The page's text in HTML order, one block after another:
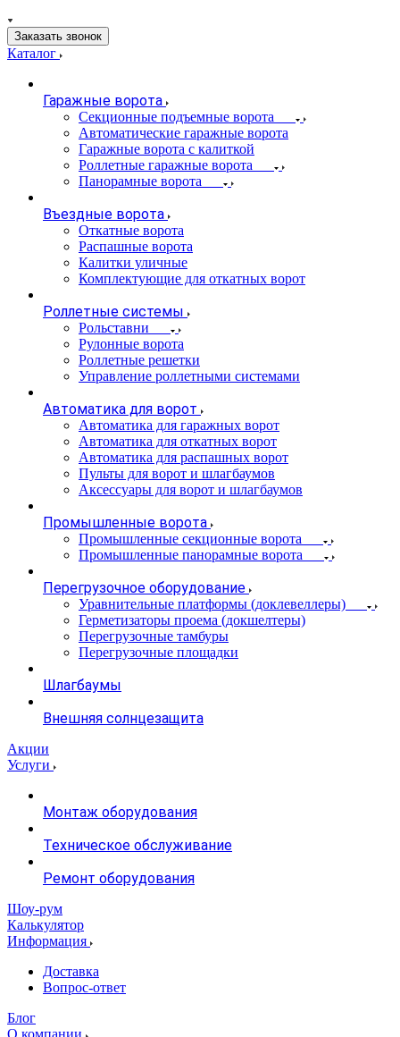
Заказать звонок
Каталог
Гаражные ворота
Секционные подъемные ворота
Автоматические гаражные ворота
Гаражные ворота с калиткой
Роллетные гаражные ворота
Панорамные ворота
Въездные ворота
Откатные ворота
Распашные ворота
Калитки уличные
Комплектующие для откатных ворот
Роллетные системы
Рольставни
Рулонные ворота
Роллетные решетки
Управление роллетными системами
Автоматика для ворот
Автоматика для гаражных ворот
Автоматика для откатных ворот
Автоматика для распашных ворот
Пульты для ворот и шлагбаумов
Аксессуары для ворот и шлагбаумов
Промышленные ворота
Промышленные секционные ворота
Промышленные панорамные ворота
Перегрузочное оборудование
Уравнительные платформы (доклевеллеры)
Герметизаторы проема (докшелтеры)
Перегрузочные тамбуры
Перегрузочные площадки
Шлагбаумы
Внешняя солнцезащита
Акции
Услуги
Монтаж оборудования
Техническое обслуживание
Ремонт оборудования
Шоу-рум
Калькулятор
Информация
Доставка
Вопрос-ответ
Блог
О компании